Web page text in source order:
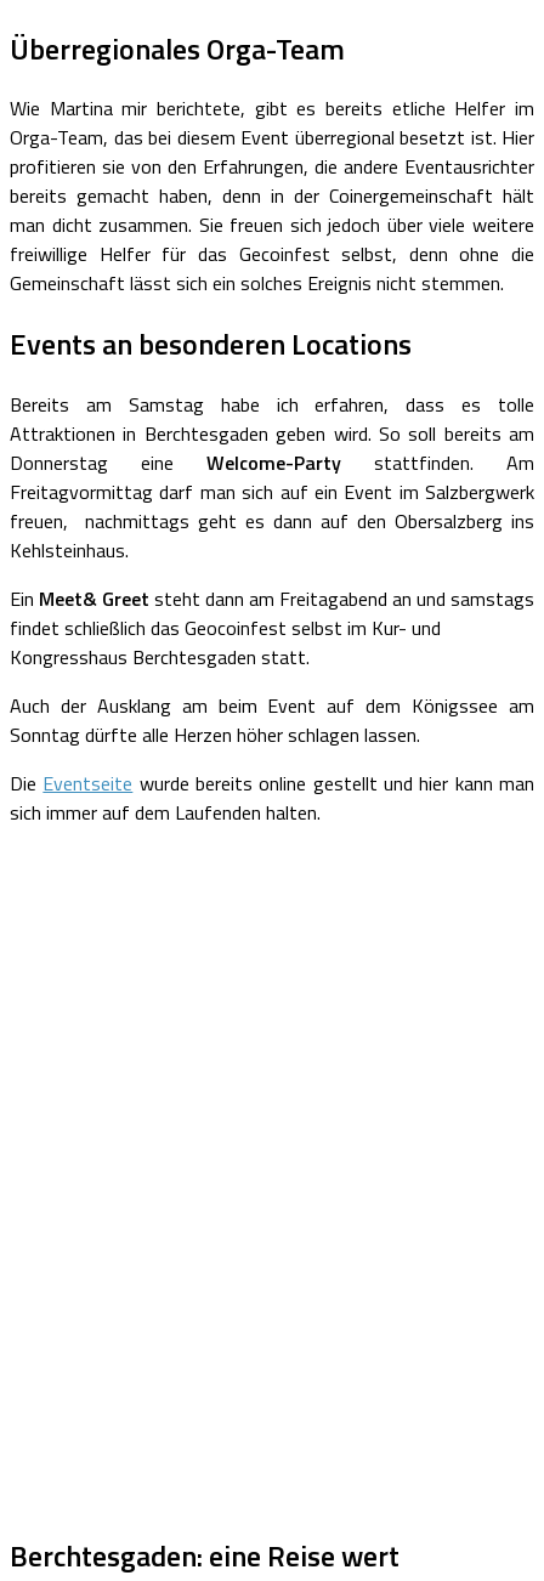
Überregionales Orga-Team
Wie Martina mir berichtete, gibt es bereits etliche Helfer im
Orga-Team, das bei diesem Event überregional besetzt ist. Hier
profitieren sie von den Erfahrungen, die andere Eventausrichter
bereits gemacht haben, denn in der Coinergemeinschaft hält
man dicht zusammen. Sie freuen sich jedoch über viele weitere
freiwillige Helfer für das Gecoinfest selbst, denn ohne die
Gemeinschaft lässt sich ein solches Ereignis nicht stemmen.
Events an besonderen Locations
Bereits am Samstag habe ich erfahren, dass es tolle
Attraktionen in Berchtesgaden geben wird. So soll bereits am
Donnerstag eine Welcome-Party stattfinden. Am
Freitagvormittag darf man sich auf ein Event im Salzbergwerk
freuen, nachmittags geht es dann auf den Obersalzberg ins
Kehlsteinhaus.
Ein Meet& Greet steht dann am Freitagabend an und samstags
findet schließlich das Geocoinfest selbst im Kur- und
Kongresshaus Berchtesgaden statt.
Auch der Ausklang am beim Event auf dem Königssee am
Sonntag dürfte alle Herzen höher schlagen lassen.
Die Eventseite wurde bereits online gestellt und hier kann man
sich immer auf dem Laufenden halten.
Berchtesgaden: eine Reise wert